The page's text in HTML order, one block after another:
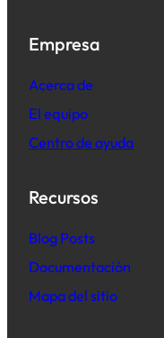
Empresa
Acerca de
El equipo
Centro de ayuda
Recursos
Blog Posts
Documentación
Mapa del sitio